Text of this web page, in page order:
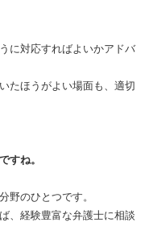
に対応すればよいかアドバ
たほうがよい場面も、適切
すね。
野のひとつです。
、経験豊富な弁護士に相談